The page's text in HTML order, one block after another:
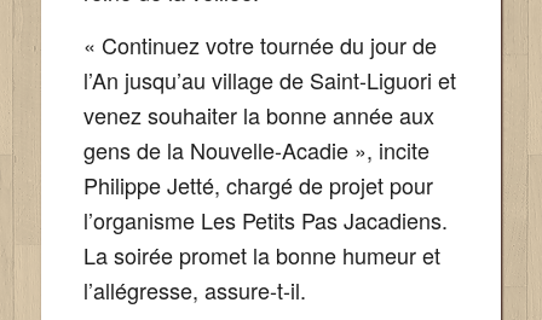
« Continuez votre tournée du jour de
l’An jusqu’au village de Saint-Liguori et
venez souhaiter la bonne année aux
gens de la Nouvelle-Acadie », incite
Philippe Jetté, chargé de projet pour
l’organisme Les Petits Pas Jacadiens.
La soirée promet la bonne humeur et
l’allégresse, assure-t-il.